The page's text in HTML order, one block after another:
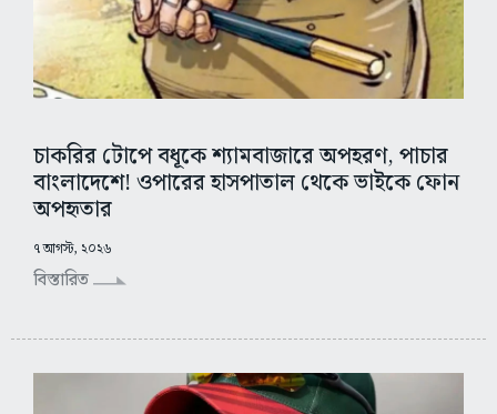
চাকরির টোপে বধূকে শ্যামবাজারে অপহরণ, পাচার
বাংলাদেশে! ওপারের হাসপাতাল থেকে ভাইকে ফোন
অপহৃতার
৭ আগস্ট, ২০২৬
বিস্তারিত